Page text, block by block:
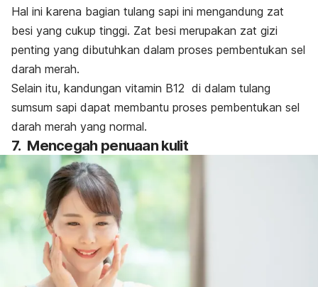
Hal ini karena bagian tulang sapi ini mengandung zat
besi yang cukup tinggi. Zat besi merupakan zat gizi
penting yang dibutuhkan dalam proses pembentukan sel
darah merah.
Selain itu, kandungan vitamin B12 di dalam tulang
sumsum sapi dapat membantu proses pembentukan sel
darah merah yang normal.
7. Mencegah penuaan kulit